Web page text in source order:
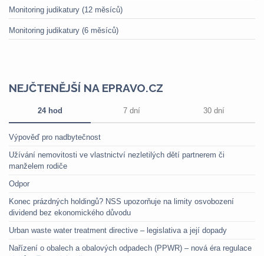
Monitoring judikatury (12 měsíců)
Monitoring judikatury (6 měsíců)
NEJČTENĚJŠÍ NA EPRAVO.CZ
24 hod 7 dní 30 dní
Výpověď pro nadbytečnost
Užívání nemovitosti ve vlastnictví nezletilých dětí partnerem či
manželem rodiče
Odpor
Konec prázdných holdingů? NSS upozorňuje na limity osvobození
dividend bez ekonomického důvodu
Urban waste water treatment directive – legislativa a její dopady
Nařízení o obalech a obalových odpadech (PPWR) – nová éra regulace